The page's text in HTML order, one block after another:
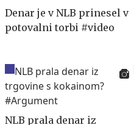
Denar je v NLB prinesel v
potovalni torbi #video
NLB prala denar iz